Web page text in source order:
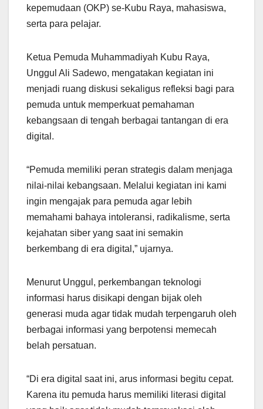
kepemudaan (OKP) se-Kubu Raya, mahasiswa,
serta para pelajar.
Ketua Pemuda Muhammadiyah Kubu Raya,
Unggul Ali Sadewo, mengatakan kegiatan ini
menjadi ruang diskusi sekaligus refleksi bagi para
pemuda untuk memperkuat pemahaman
kebangsaan di tengah berbagai tantangan di era
digital.
“Pemuda memiliki peran strategis dalam menjaga
nilai-nilai kebangsaan. Melalui kegiatan ini kami
ingin mengajak para pemuda agar lebih
memahami bahaya intoleransi, radikalisme, serta
kejahatan siber yang saat ini semakin
berkembang di era digital,” ujarnya.
Menurut Unggul, perkembangan teknologi
informasi harus disikapi dengan bijak oleh
generasi muda agar tidak mudah terpengaruh oleh
berbagai informasi yang berpotensi memecah
belah persatuan.
“Di era digital saat ini, arus informasi begitu cepat.
Karena itu pemuda harus memiliki literasi digital